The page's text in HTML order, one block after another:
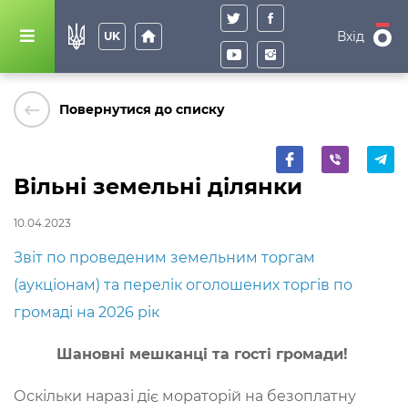
UK home Вхід
keyboard_backspace Повернутися до списку
Вільні земельні ділянки
10.04.2023
Звіт по проведеним земельним торгам
(аукціонам) та перелік оголошених торгів по
громаді на 2026 рік
Шановні мешканці та гості громади!
Оскільки наразі діє мораторій на безоплатну